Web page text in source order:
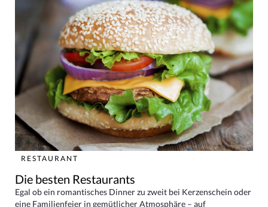
RESTAURANT
Die besten Restaurants
Egal ob ein romantisches Dinner zu zweit bei Kerzenschein oder
eine Familienfeier in gemütlicher Atmosphäre – auf